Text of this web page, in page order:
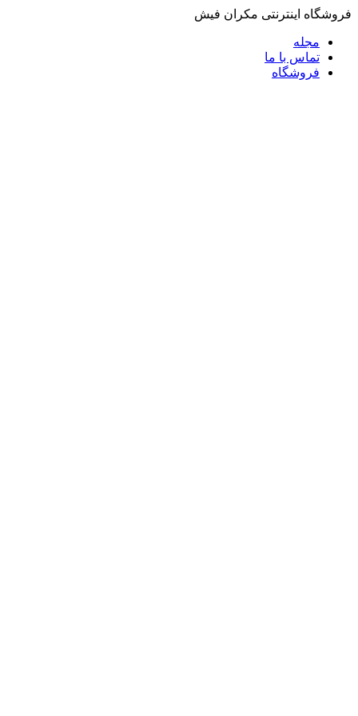
فروشگاه اینترنتی مکران فیش
مجله
تماس با ما
فروشگاه